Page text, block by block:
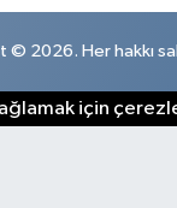
2026. Her hakkı
için